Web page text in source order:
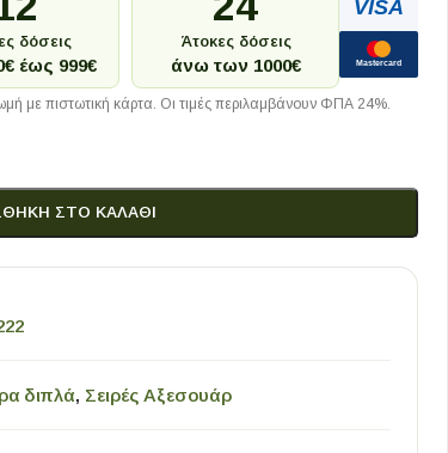
δόσεις
έως 999€
Άτοκες δόσεις
άνω των 1000€
VISA
Mastercard
με πιστωτική κάρτα. Οι τιμές περιλαμβάνουν ΦΠΑ 24%.
ΣΤΟ ΚΑΛΆΘΙ
διπλά, Σειρές Αξεσουάρ